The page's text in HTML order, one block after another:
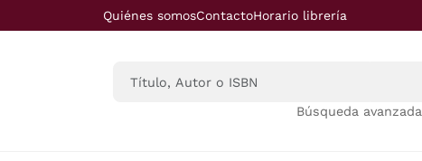
Saltar al contenido principal
Quiénes somosContactoHorario librería
Búsqueda avanzada